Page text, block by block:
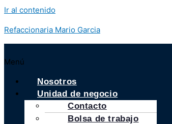
Ir al contenido
Refaccionaria Mario Garcia
Menú
Nosotros
Unidad de negocio
Contacto
Bolsa de trabajo